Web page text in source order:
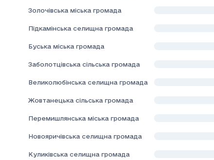
Золочівська міська громада
Підкамінська селищна громада
Буська міська громада
Заболотцівська сільська громада
Великолюбінська селищна громада
Жовтанецька сільська громада
Перемишлянська міська громада
Новояричівська селищна громада
Куликівська селищна громада